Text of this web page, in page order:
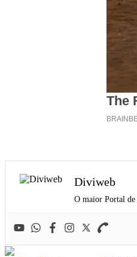
Diviweb
O maior Portal